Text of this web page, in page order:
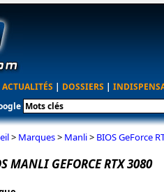
ACTUALITÉS | DOSSIERS |
> Marques> Manli> BIOS GeForce
MANLI GEFORCE RTX 3080